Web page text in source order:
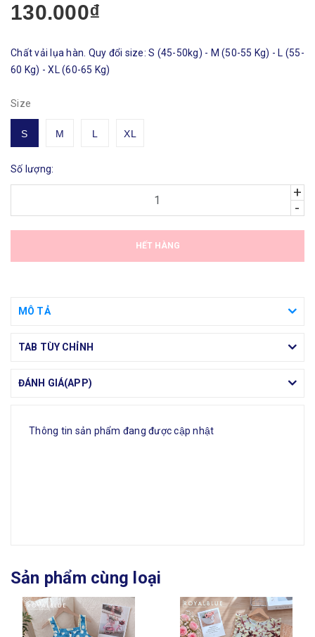
130.000₫
Chất vải lụa hàn. Quy đổi size: S (45-50kg) - M (50-55 Kg) - L (55-
60 Kg) - XL (60-65 Kg)
Size
S M L XL
Số lượng:
+
-
HẾT HÀNG
MÔ TẢ
TAB TÙY CHỈNH
ĐÁNH GIÁ(APP)
Thông tin sản phẩm đang được cập nhật
Sản phẩm cùng loại